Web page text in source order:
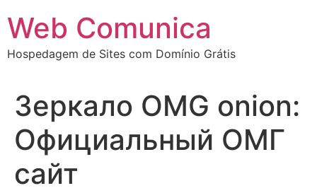
para
conteúdo
Web Comunica
Hospedagem de Sites com Domínio Grátis
Зеркало OMG onion:
Официальный ОМГ
сайт